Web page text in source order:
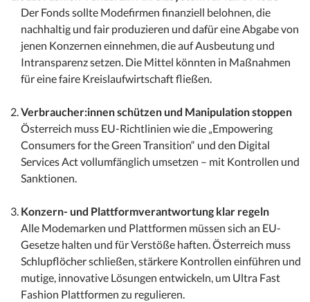
Der Fonds sollte Modefirmen finanziell belohnen, die
nachhaltig und fair produzieren und dafür eine Abgabe von
jenen Konzernen einnehmen, die auf Ausbeutung und
Intransparenz setzen. Die Mittel könnten in Maßnahmen
für eine faire Kreislaufwirtschaft fließen.
Verbraucher:innen schützen und Manipulation stoppen
Österreich muss EU-Richtlinien wie die „Empowering
Consumers for the Green Transition“ und den Digital
Services Act vollumfänglich umsetzen – mit Kontrollen und
Sanktionen.
Konzern- und Plattformverantwortung klar regeln
Alle Modemarken und Plattformen müssen sich an EU-
Gesetze halten und für Verstöße haften. Österreich muss
Schlupflöcher schließen, stärkere Kontrollen einführen und
mutige, innovative Lösungen entwickeln, um Ultra Fast
Fashion Plattformen zu regulieren.